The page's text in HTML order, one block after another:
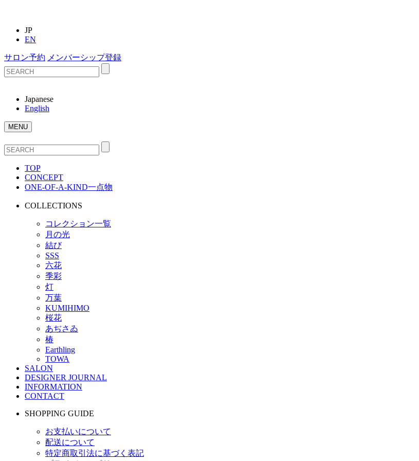
JP
EN
サロン予約 メンバーシップ登録
Japanese
English
MENU
TOP
CONCEPT
ONE-OF-A-KIND一点物
COLLECTIONS
コレクション一覧
月の光
結び
SSS
六花
季彩
灯
万葉
KUMIHIMO
桜花
あぢさゐ
椿
Earthling
TOWA
SALON
DESIGNER JOURNAL
INFORMATION
CONTACT
SHOPPING GUIDE
お支払いについて
配送について
特定商取引法に基づく表記